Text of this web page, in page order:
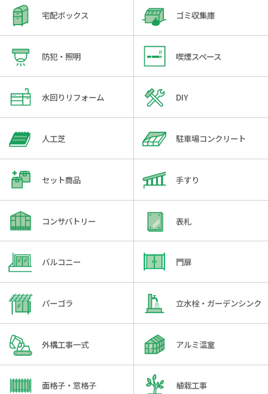
宅配ボックス ゴミ収集庫
防犯・照明 喫煙スペース
水回りリフォーム DIY
人工芝 駐車場コンクリート
セット商品 手すり
コンサバトリー 表札
バルコニー 門扉
パーゴラ 立水栓・ガーデンシンク
外構工事一式 アルミ温室
面格子・窓格子 植栽工事